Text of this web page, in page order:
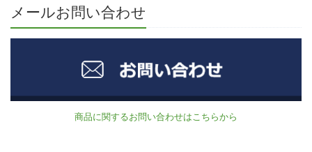
メールお問い合わせ
商品に関するお問い合わせはこちらから